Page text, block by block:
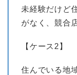
未経験だけど
がなく、競合
【ケース2】
住んでいる地